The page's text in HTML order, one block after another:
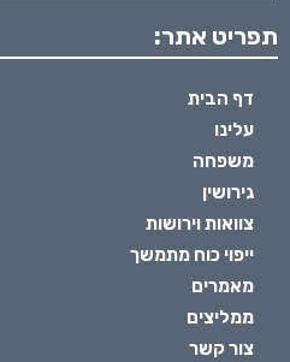
תפריט אתר:
דף הבית
עלינו
משפחה
גירושין
צוואות וירושות
ייפוי כוח מתמשך
מאמרים
ממליצים
צור קשר